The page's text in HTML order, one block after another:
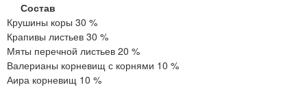
Состав
Крушины коры 30 %
Крапивы листьев 30 %
Мяты перечной листьев 20 %
Валерианы корневищ с корнями 10 %
Аира корневищ 10 %